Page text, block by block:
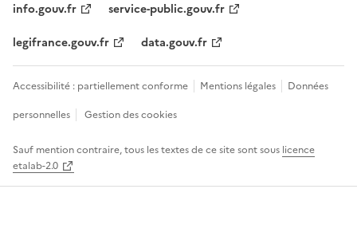
info.gouv.fr
service-public.gouv.fr
legifrance.gouv.fr
data.gouv.fr
Accessibilité : partiellement conforme Mentions légales
Données
personnelles
Gestion des cookies
Sauf mention contraire, tous les textes de ce site sont sous licence
etalab-2.0